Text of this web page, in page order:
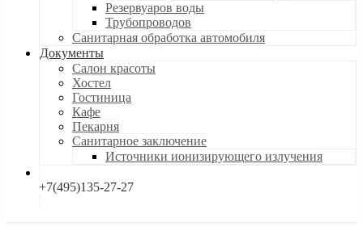
Резервуаров воды
Трубопроводов
Санитарная обработка автомобиля
Документы
Салон красоты
Хостел
Гостиница
Кафе
Пекарня
Санитарное заключение
Источники ионизирующего излучения
+7(495)135-27-27